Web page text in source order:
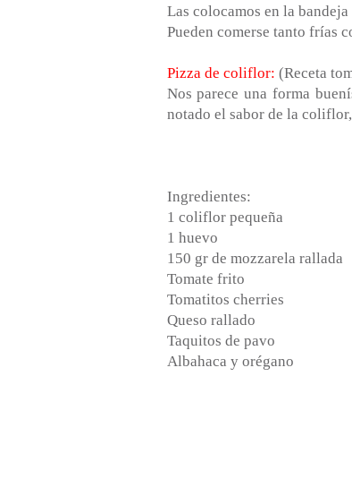
Las colocamos en la
Pueden comerse tanto frías
Pizza de coliflor: (Receta
Nos parece una forma
notado el sabor de la
Ingredientes:
1 coliflor pequeña
1 huevo
150 gr de mozzarela rallada
Tomate frito
Tomatitos cherries
Queso rallado
Taquitos de pavo
Albahaca y orégano